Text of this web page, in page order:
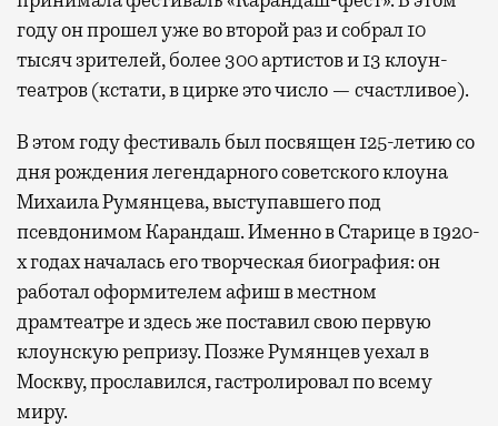
году он прошел уже во второй раз и собрал 10
тысяч зрителей, более 300 артистов и 13 клоун-
театров (кстати, в цирке это число — счастливое).
В этом году фестиваль был посвящен 125-летию со
дня рождения легендарного советского клоуна
Михаила Румянцева, выступавшего под
псевдонимом Карандаш. Именно в Старице в 1920-
х годах началась его творческая биография: он
работал оформителем афиш в местном
драмтеатре и здесь же поставил свою первую
клоунскую репризу. Позже Румянцев уехал в
Москву, прославился, гастролировал по всему
миру.